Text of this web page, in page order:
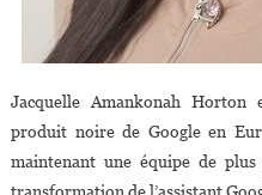
Jacquelle Amankonah
produit noire de Google en
maintenant une équipe de